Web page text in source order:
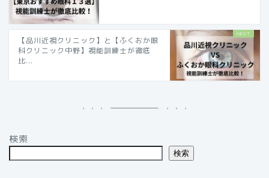
【品川近視クリニック】と【ふくおか眼
科クリニック中野】視能訓練士が徹底
比...
検索
検索